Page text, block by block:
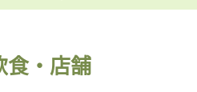
食・店舗